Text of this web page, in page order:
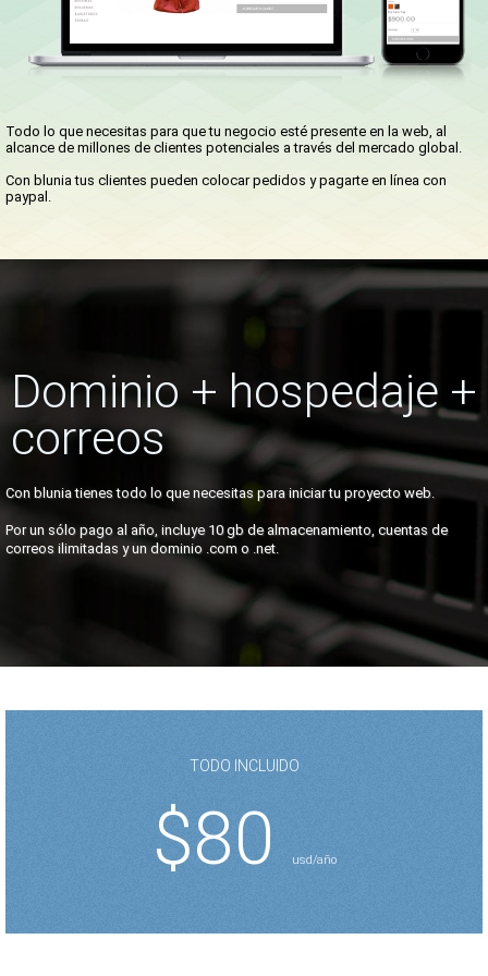
Todo lo que necesitas para que tu negocio esté presente en la web, al
alcance de millones de clientes potenciales a través del mercado global.
Con blunia tus clientes pueden colocar pedidos y pagarte en línea con
paypal.
Dominio + hospedaje +
correos
Con blunia tienes todo lo que necesitas para iniciar tu proyecto web.
Por un sólo pago al año, incluye 10 gb de almacenamiento, cuentas de
correos ilimitadas y un dominio .com o .net.
TODO INCLUIDO
$80 usd/año